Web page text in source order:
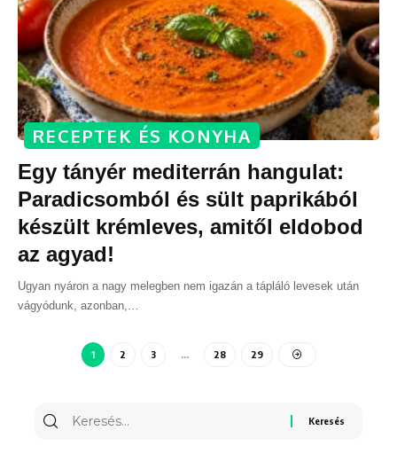
RECEPTEK ÉS KONYHA
Egy tányér mediterrán hangulat:
Paradicsomból és sült paprikából
készült krémleves, amitől eldobod
az agyad!
Ugyan nyáron a nagy melegben nem igazán a tápláló levesek után
vágyódunk, azonban,
1 2 3 … 28 29